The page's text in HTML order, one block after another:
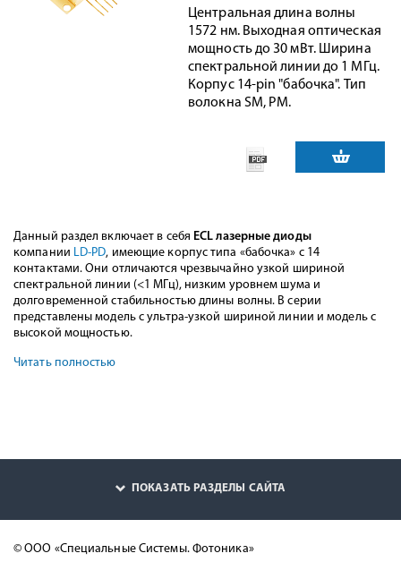
Центральная длина волны
1572 нм. Выходная оптическая
мощность до 30 мВт. Ширина
спектральной линии до 1 МГц.
Корпус 14-pin "бабочка". Тип
волокна SM, PM.
Данный раздел включает в себя ECL лазерные диоды
компании LD-PD, имеющие корпус типа «бабочка» с 14
контактами. Они отличаются чрезвычайно узкой шириной
спектральной линии (<1 МГц), низким уровнем шума и
долговременной стабильностью длины волны. В серии
представлены модель с ультра-узкой шириной линии и модель с
высокой мощностью.
Читать полностью
ПОКАЗАТЬ РАЗДЕЛЫ САЙТА
© ООО «Специальные Системы. Фотоника»